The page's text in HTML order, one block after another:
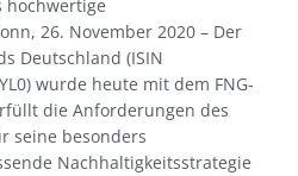
hochwertige
26. November 2020 – Der
Deutschland (ISIN
wurde heute mit dem FNG-
die Anforderungen des
seine besonders
Nachhaltigkeitsstrategie